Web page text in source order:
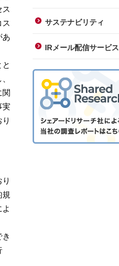
ス
ス
あ
関
実
規
サステナビリティ
IRメール配信サービス